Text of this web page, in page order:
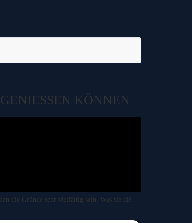
KÖNNEN
die Gründe sehr vielfältig sein. Was sie nie